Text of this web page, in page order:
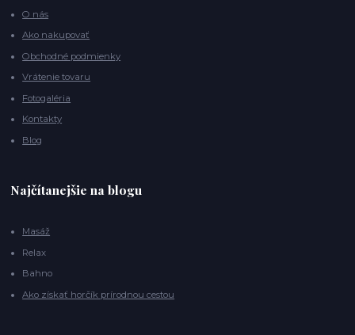
O nás
Ako nakupovať
Obchodné podmienky
Vrátenie tovaru
Fotogaléria
Kontakty
Blog
Najčítanejšie na blogu
Masáž
Relax
Bahno
Ako získať horčík prírodnou cestou